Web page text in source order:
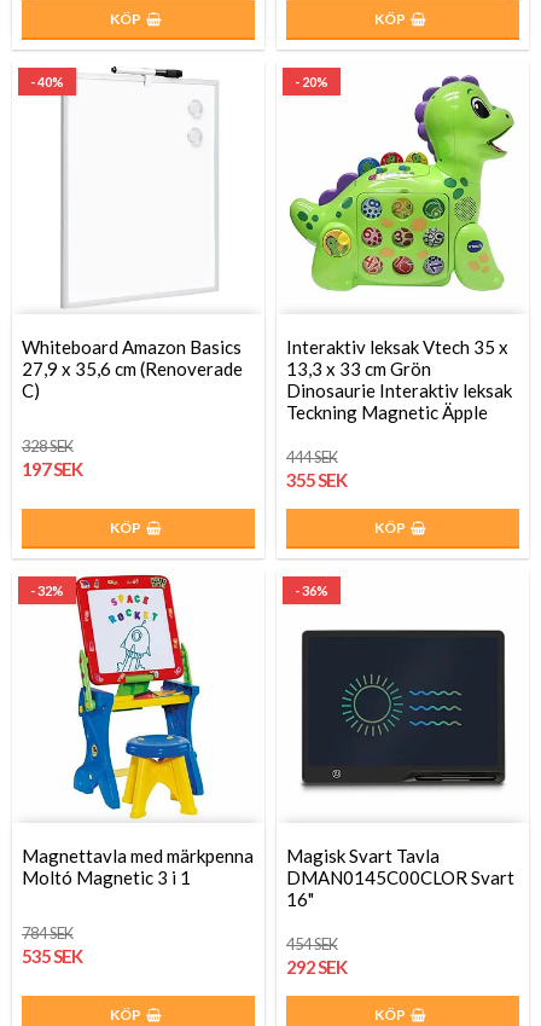
KÖP KÖP
- 40%
Whiteboard Amazon Basics
27,9 x 35,6 cm (Renoverade
C)
328 SEK
197 SEK
KÖP
- 20%
Interaktiv leksak Vtech 35 x
13,3 x 33 cm Grön
Dinosaurie Interaktiv leksak
Teckning Magnetic Äpple
444 SEK
355 SEK
KÖP
- 32%
Magnettavla med märkpenna
Moltó Magnetic 3 i 1
784 SEK
535 SEK
KÖP
- 36%
Magisk Svart Tavla
DMAN0145C00CLOR Svart
16"
454 SEK
292 SEK
KÖP